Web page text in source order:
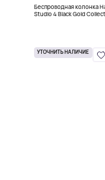
Беспроводная колонка
Studio 4 Black Gold
УТОЧНИТЬ НАЛИЧИЕ